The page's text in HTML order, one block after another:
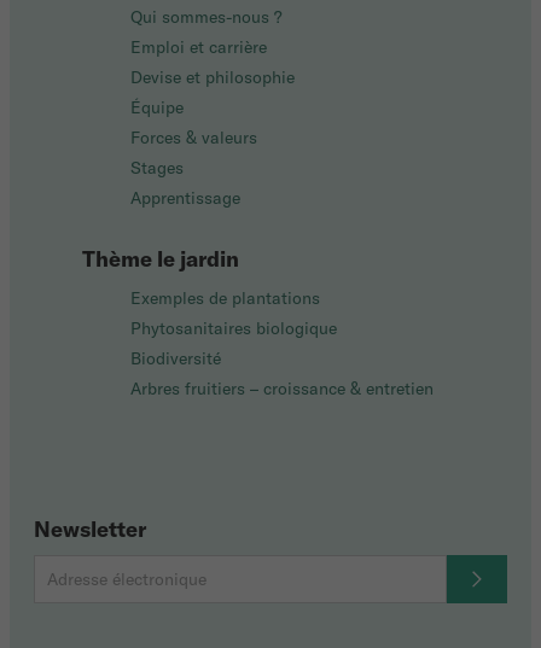
Qui sommes-nous ?
Emploi et carrière
Devise et philosophie
Équipe
Forces & valeurs
Stages
Apprentissage
Thème le jardin
Exemples de plantations
Phytosanitaires biologique
Biodiversité
Arbres fruitiers – croissance & entretien
Newsletter